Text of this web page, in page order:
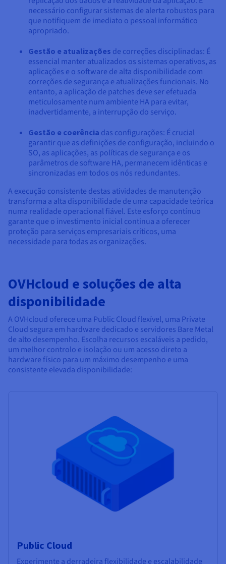
necessário configurar sistemas de alerta robustos para
que notifiquem de imediato o pessoal informático
apropriado.
Gestão e atualizações de correções disciplinadas: É
essencial manter atualizados os sistemas operativos, as
aplicações e o software de alta disponibilidade com
correções de segurança e atualizações funcionais. No
entanto, a aplicação de patches deve ser efetuada
meticulosamente num ambiente HA para evitar,
inadvertidamente, a interrupção do serviço.
Gestão e coerência das configurações: É crucial
garantir que as definições de configuração, incluindo o
SO, as aplicações, as políticas de segurança e os
parâmetros de software HA, permanecem idênticas e
sincronizadas em todos os nós redundantes.
A execução consistente destas atividades de manutenção
transforma a alta disponibilidade de uma capacidade teórica
numa realidade operacional fiável. Este esforço contínuo
garante que o investimento inicial continua a oferecer
proteção para serviços empresariais críticos, uma
necessidade para todas as organizações.
OVHcloud e soluções de alta
disponibilidade
A OVHcloud oferece uma Public Cloud flexível, uma Private
Cloud segura em hardware dedicado e servidores Bare Metal
de alto desempenho. Escolha recursos escaláveis a pedido,
um melhor controlo e isolação ou um acesso direto a
hardware físico para um máximo desempenho e uma
consistente elevada disponibilidade:
Public Cloud
Experimente a derradeira flexibilidade e escalabilidade